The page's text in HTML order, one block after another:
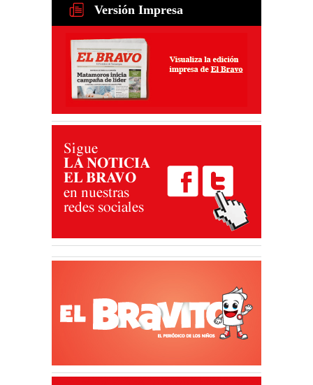
Presidente de Fecanaco
cuestiona retenes en
carreteras de Tamaulipas;
afirma que generan molestias
06 Ago 2026
Versión Impresa